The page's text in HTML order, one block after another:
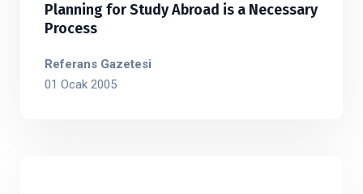
Planning for Study Abroad is a Necessary
Process
Referans Gazetesi
01 Ocak 2005